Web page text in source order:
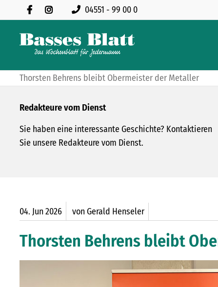
04551 - 99 00 0
Thorsten Behrens bleibt Obermeister der Metaller
Redakteure vom Dienst
Sie haben eine interessante Geschichte? Kontaktieren
Sie unsere Redakteure vom Dienst.
04. Jun2026 von Gerald Henseler
Thorsten Behrens bleibt